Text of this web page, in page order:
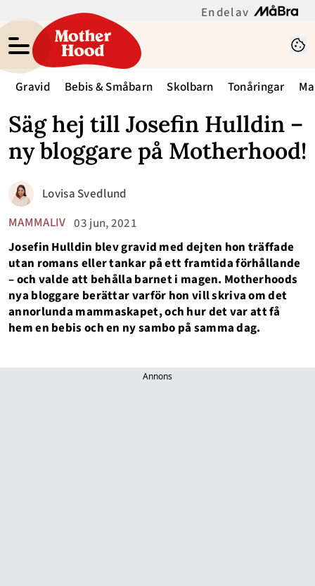
En del av
Gravid Bebis & Småbarn Skolbarn Tonåringar
Säg hej till Josefin Hulldin –
ny bloggare på Motherhood!
MAMMALIV 03 jun, 2021
Lovisa Svedlund
Josefin Hulldin blev gravid med dejten hon träffade
utan romans eller tankar på ett framtida förhållande
– och valde att behålla barnet i magen. Motherhoods
nya bloggare berättar varför hon vill skriva om det
annorlunda mammaskapet, och hur det var att få
hem en bebis och en ny sambo på samma dag.
Annons